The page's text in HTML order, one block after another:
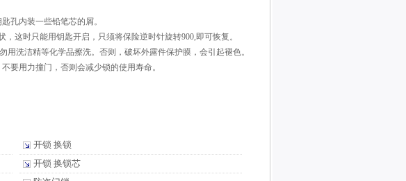
孔内装一些铅笔芯的屑。
这时只能用钥匙开启，只须将保险逆时针旋转900,即可恢复。
洗洁精等化学品擦洗。否则，破坏外露件保护膜，会引起褪色。
要用力撞门，否则会减少锁的使用寿命。
开锁 换锁
开锁 换锁芯